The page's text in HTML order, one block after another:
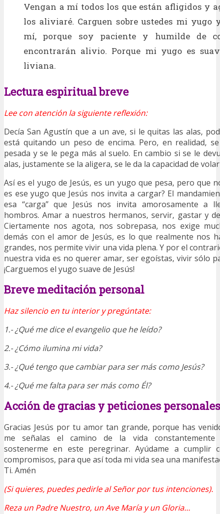
Vengan a mí todos los que están afligidos y
los aliviaré. Carguen sobre ustedes mi yugo
mí, porque soy paciente y humilde de
encontrarán alivio. Porque mi yugo es
liviana.
Lectura espiritual breve
Lee con atención la siguiente reflexión:
Decía San Agustín que a un ave, si le quitas las alas,
está quitando un peso de encima. Pero, en realidad,
pesada y se le pega más al suelo. En cambio si se le
alas, justamente se la aligera, se le da la capacidad de
Así es el yugo de Jesús, es un yugo que pesa, pero que
es ese yugo que Jesús nos invita a cargar? El
esa “carga” que Jesús nos invita amorosamente a
hombros. Amar a nuestros hermanos, servir, gastar y
Ciertamente nos agota, nos sobrepasa, nos exige
demás con el amor de Jesús, es lo que realmente nos
grandes, nos permite vivir una vida plena. Y por el
nuestra vida es no querer amar, ser egoístas, vivir sólo
¡Carguemos el yugo suave de Jesús!
Breve meditación personal
Haz silencio en tu interior y pregúntate:
1.- ¿Qué me dice el evangelio que he leído?
2.- ¿Cómo ilumina mi vida?
3.- ¿Qué tengo que cambiar para ser más como Jesús?
4.- ¿Qué me falta para ser más como Él?
Acción de gracias y peticiones personales
Gracias Jesús por tu amor tan grande, porque has
me señalas el camino de la vida
sostenerme en este peregrinar. Ayúdame a cumplir
compromisos, para que así toda mi vida sea una
Ti. Amén
(Si quieres, puedes pedirle al Señor por tus intenciones).
Reza un Padre Nuestro, un Ave María y un Gloria…